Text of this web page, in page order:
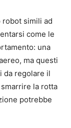
robot simili ad
come le
una
ma questi
da regolare il
la rotta
potrebbe